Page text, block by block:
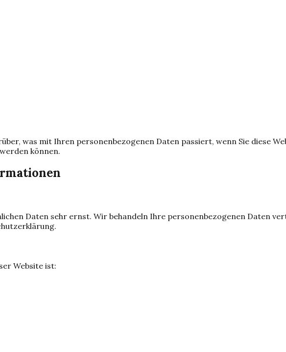
was mit Ihren personenbezogenen Daten passiert, wenn Sie diese
können.
Daten sehr ernst. Wir behandeln Ihre personenbezogenen Daten
Website ist: